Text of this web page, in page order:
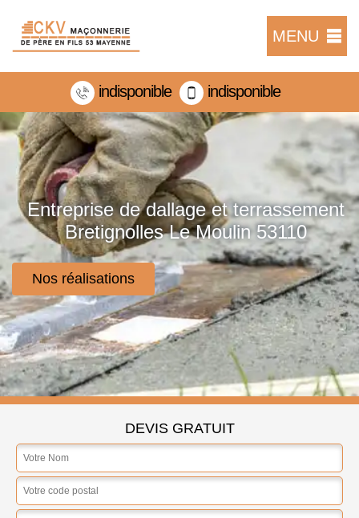
MENU
indisponible indisponible
Entreprise de dallage et terrassement
Bretignolles Le Moulin 53110
Nos réalisations
DEVIS GRATUIT